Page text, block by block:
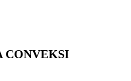
CONVEKSI